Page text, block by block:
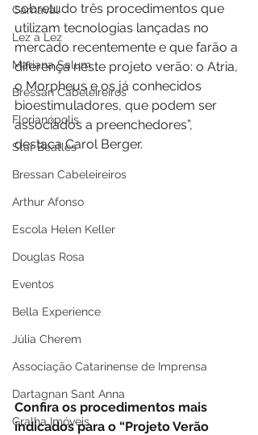
Carnaval
Lez a Lez
Mariana Salum
Bressan Cabeleireiros
Florianópolis
Star Beatles
Bressan Cabeleireiros
Arthur Afonso
Escola Helen Keller
Douglas Rosa
Eventos
Bella Experience
Júlia Cherem
Associação Catarinense de Imprensa
Dartagnan Sant Anna
Gralha Imóveis
sobretudo três procedimentos que
utilizam tecnologias lançadas no
mercado recentemente e que farão a
diferença neste projeto verão: o Atria,
o Morpheus e os já conhecidos
bioestimuladores, que podem ser
associados a preenchedores”,
destaca Carol Berger.
Confira os procedimentos mais
indicados para o “Projeto Verão